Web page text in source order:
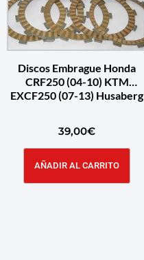
Discos Embrague Honda
CRF250 (04-10) KTM
EXCF250 (07-13) Husaberg
39,00€
AÑADIR AL CARRITO